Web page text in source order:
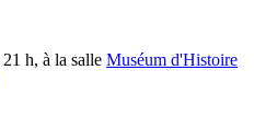
h, à la salle Muséum d'Histoire